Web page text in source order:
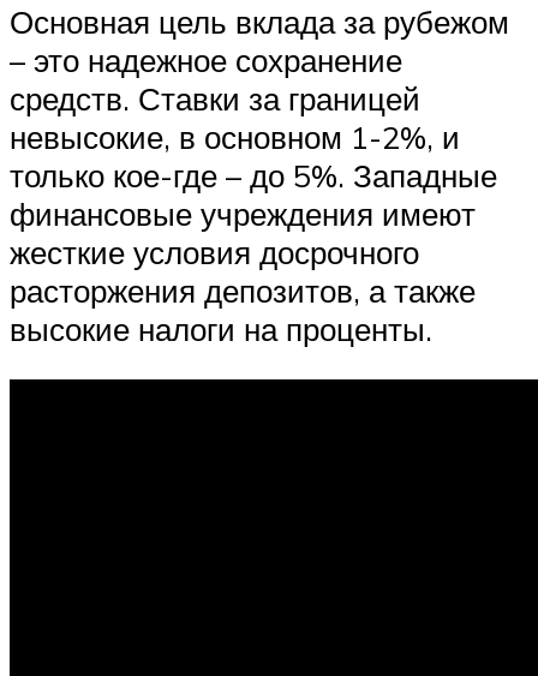
Основная цель вклада за рубежом
– это надежное сохранение
средств. Ставки за границей
невысокие, в основном 1-2%, и
только кое-где – до 5%. Западные
финансовые учреждения имеют
жесткие условия досрочного
расторжения депозитов, а также
высокие налоги на проценты.